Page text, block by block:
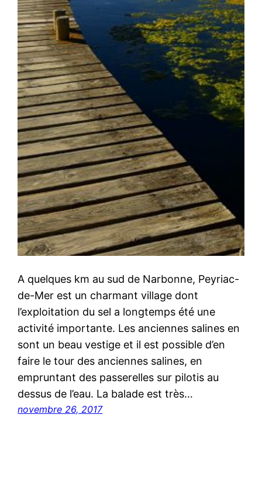
A quelques km au sud de Narbonne, Peyriac-
de-Mer est un charmant village dont
l’exploitation du sel a longtemps été une
activité importante. Les anciennes salines en
sont un beau vestige et il est possible d’en
faire le tour des anciennes salines, en
empruntant des passerelles sur pilotis au
dessus de l’eau. La balade est très…
novembre 26, 2017